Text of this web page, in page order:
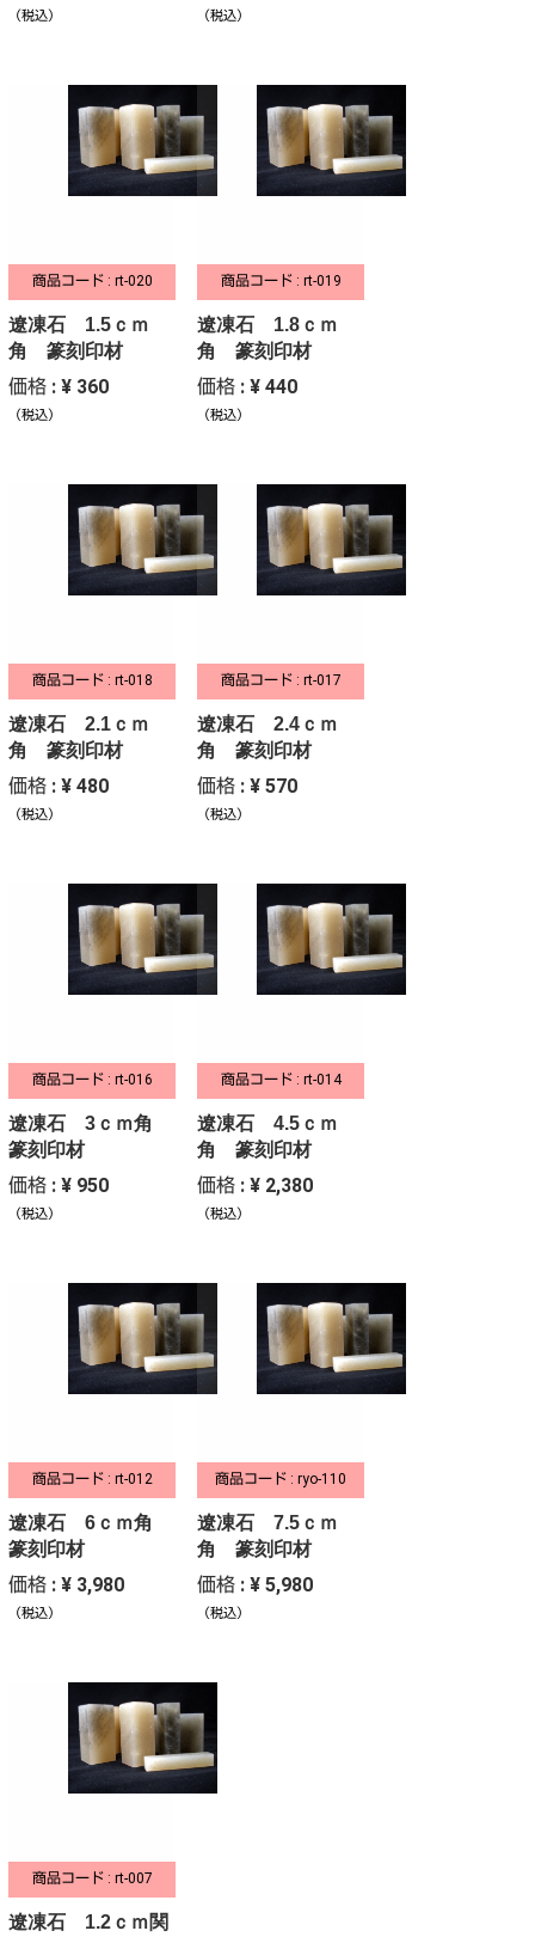
（税込） （税込）
商品コード : rt-020
遼凍石 1.5ｃｍ
角 篆刻印材
価格 : ¥ 360
（税込）
商品コード : rt-019
遼凍石 1.8ｃｍ
角 篆刻印材
価格 : ¥ 440
（税込）
商品コード : rt-018
遼凍石 2.1ｃｍ
角 篆刻印材
価格 : ¥ 480
（税込）
商品コード : rt-017
遼凍石 2.4ｃｍ
角 篆刻印材
価格 : ¥ 570
（税込）
商品コード : rt-016
遼凍石 3ｃｍ角
篆刻印材
価格 : ¥ 950
（税込）
商品コード : rt-014
遼凍石 4.5ｃｍ
角 篆刻印材
価格 : ¥ 2,380
（税込）
商品コード : rt-012
遼凍石 6ｃｍ角
篆刻印材
価格 : ¥ 3,980
（税込）
商品コード : ryo-110
遼凍石 7.5ｃｍ
角 篆刻印材
価格 : ¥ 5,980
（税込）
商品コード : rt-007
遼凍石 1.2ｃｍ関